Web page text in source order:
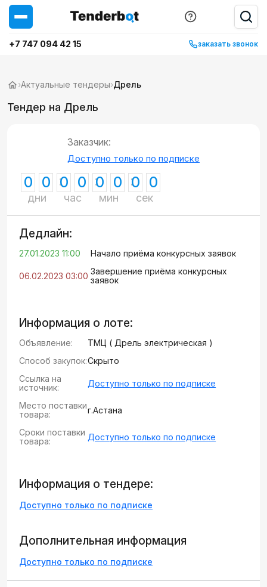
+7 747 094 42 15 заказать звонок
›Актуальные тендеры›Дрель
Тендер на Дрель
Заказчик:
Доступно только по подписке
0 0
дни
0 0
час
0 0
мин
0 0
сек
Дедлайн:
27.01.2023 11:00 Начало приёма конкурсных заявок
06.02.2023 03:00 Завершение приёма конкурсных
заявок
Информация о лоте:
Объявление:
ТМЦ ( Дрель электрическая )
Способ закупок:Скрыто
Ссылка на
источник:
Доступно только по подписке
Место поставки
товара:
г.Астана
Сроки поставки
товара:
Доступно только по подписке
Информация о тендере:
Доступно только по подписке
Дополнительная информация
Доступно только по подписке